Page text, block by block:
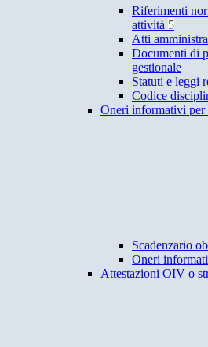
Riferimenti
attività 5
Atti
Documenti di
gestionale
Statuti e leggi
Codice
Oneri informativi per
Scadenzario
Oneri
Attestazioni OIV o